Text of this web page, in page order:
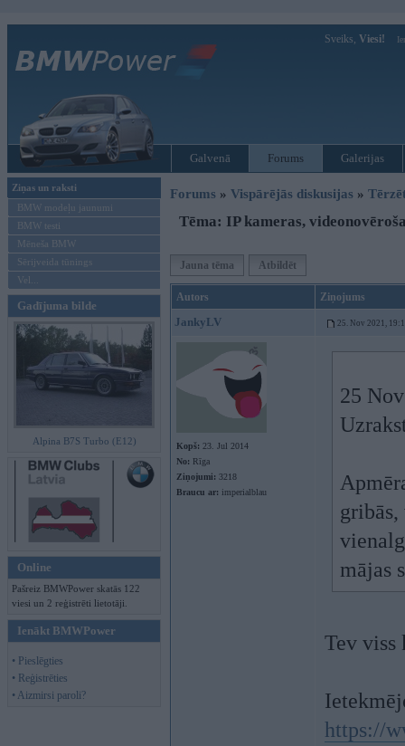
Sveiks, Viesi!
Galvenā Forums Galerijas
Ziņas un raksti
BMW modeļu jaunumi
BMW testi
Mēneša BMW
Sērijveida tūnings
Vel...
Gadījuma bilde
Alpina B7S Turbo (E12)
Online
Pašreiz BMWPower skatās 122
viesi un 2 reģistrēti lietotāji.
Ienākt BMWPower
• Pieslēgties
• Reģistrēties
• Aizmirsi paroli?
Forums » Vispārējās diskusijas »
Tēma: IP kameras,
Jauna tēma Atbildēt
Autors Ziņojums
JankyLV 25. Nov 2021,
Kopš: 23. Jul 2014
No: Rīga
Ziņojumi: 3218
Braucu ar: imperialblau
25
mājas
Tev
https://